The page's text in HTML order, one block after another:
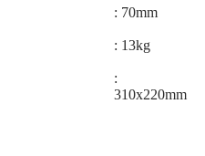
: 70mm
: 13kg
:
310x220mm